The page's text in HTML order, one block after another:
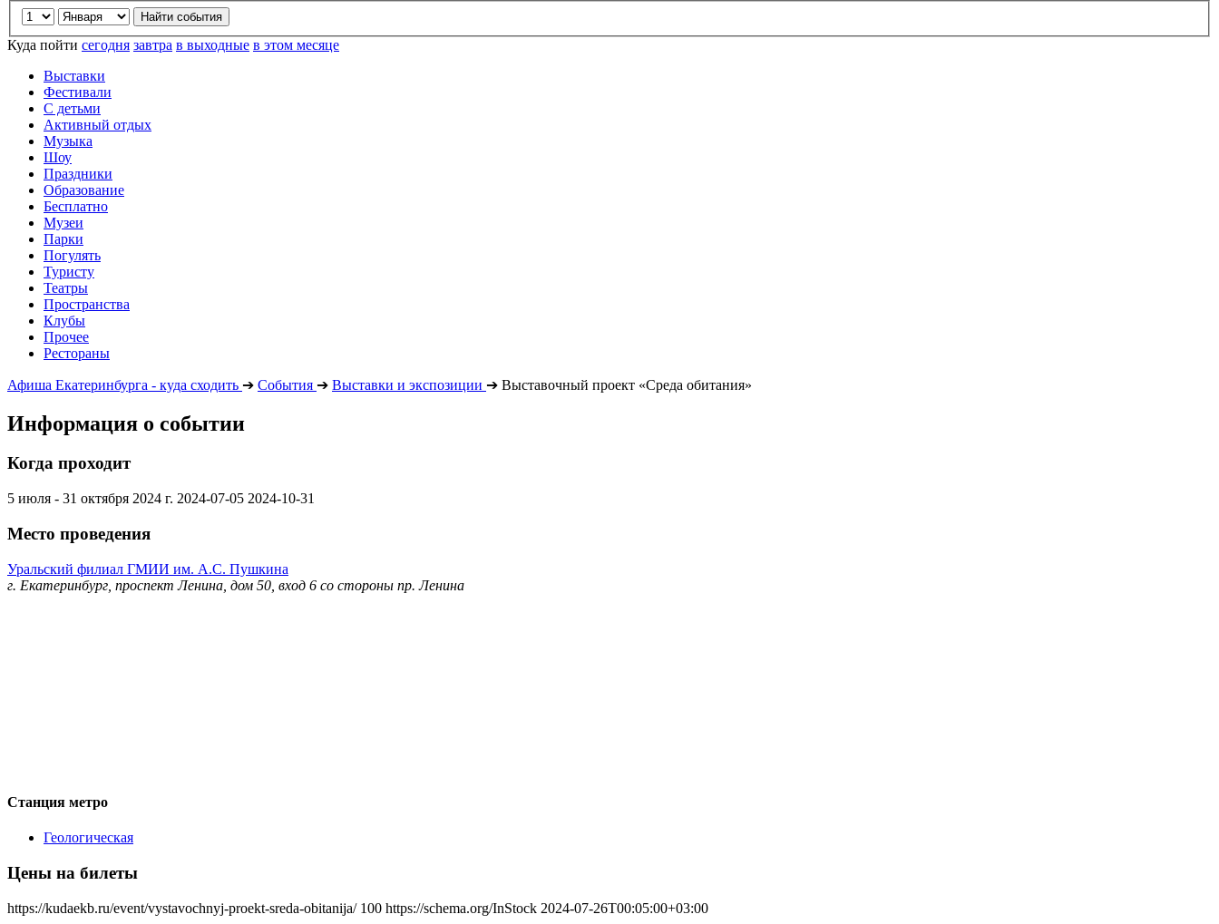
Куда пойти сегодня завтра в выходные в этом месяце
Выставки
Фестивали
С детьми
Активный отдых
Музыка
Шоу
Праздники
Образование
Бесплатно
Музеи
Парки
Погулять
Туристу
Театры
Пространства
Клубы
Прочее
Рестораны
Афиша Екатеринбурга - куда сходить ➔ События ➔ Выставки и экспозиции ➔ Выставочный проект «Среда обитания»
Информация о событии
Когда проходит
5 июля - 31 октября 2024 г. 2024-07-05 2024-10-31
Место проведения
Уральский филиал ГМИИ им. А.С. Пушкина
г. Екатеринбург, проспект Ленина, дом 50, вход 6 со стороны пр. Ленина
Станция метро
Геологическая
Цены на билеты
https://kudaekb.ru/event/vystavochnyj-proekt-sreda-obitanija/ 100 https://schema.org/InStock 2024-07-26T00:05:00+03:00